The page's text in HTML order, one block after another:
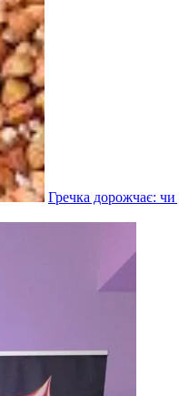
Гречка дорожчає: чи